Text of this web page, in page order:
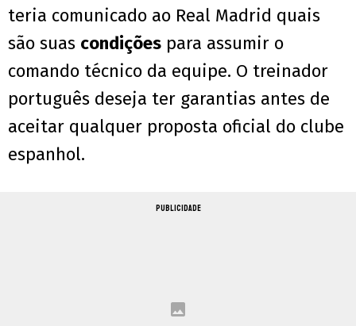
teria comunicado ao Real Madrid quais
são suas condições para assumir o
comando técnico da equipe. O treinador
português deseja ter garantias antes de
aceitar qualquer proposta oficial do clube
espanhol.
PUBLICIDADE